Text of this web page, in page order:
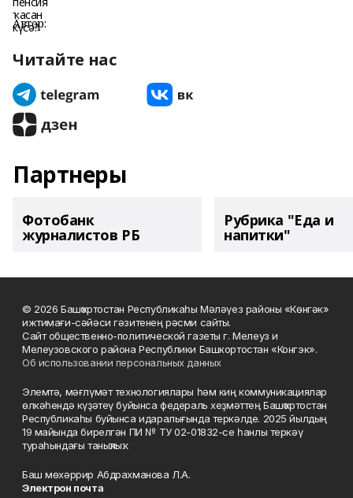
Автор:
Читайте нас
Партнеры
Фотобанк
журналистов РБ
Рубрика "Еда и
напитки"
© 2026 Башҡортостан Республикаһы Мәләүез районы «Көнгәк»
ижтимағи-сәйәси гәзитенең рәсми сайты.
Сайт общественно-политической газеты г. Мелеуз и
Мелеузовского района Республики Башкортостан «Конгэк».
Об использовании персональных данных
Элемтә, мәғлүмәт технологиялары һәм киң коммуникациялар
өлкәһендә күҙәтеү буйынса федераль хеҙмәттең Башҡортостан
Республикаһы буйынса идаралығында теркәлде. 2025 йылдың
19 майында бирелгән ПИ № ТУ 02-01832-се һанлы теркәү
тураһындағы таныҡлыҡ.
Баш мөхәррир Абдрахманова Л.А.
Электрон почта